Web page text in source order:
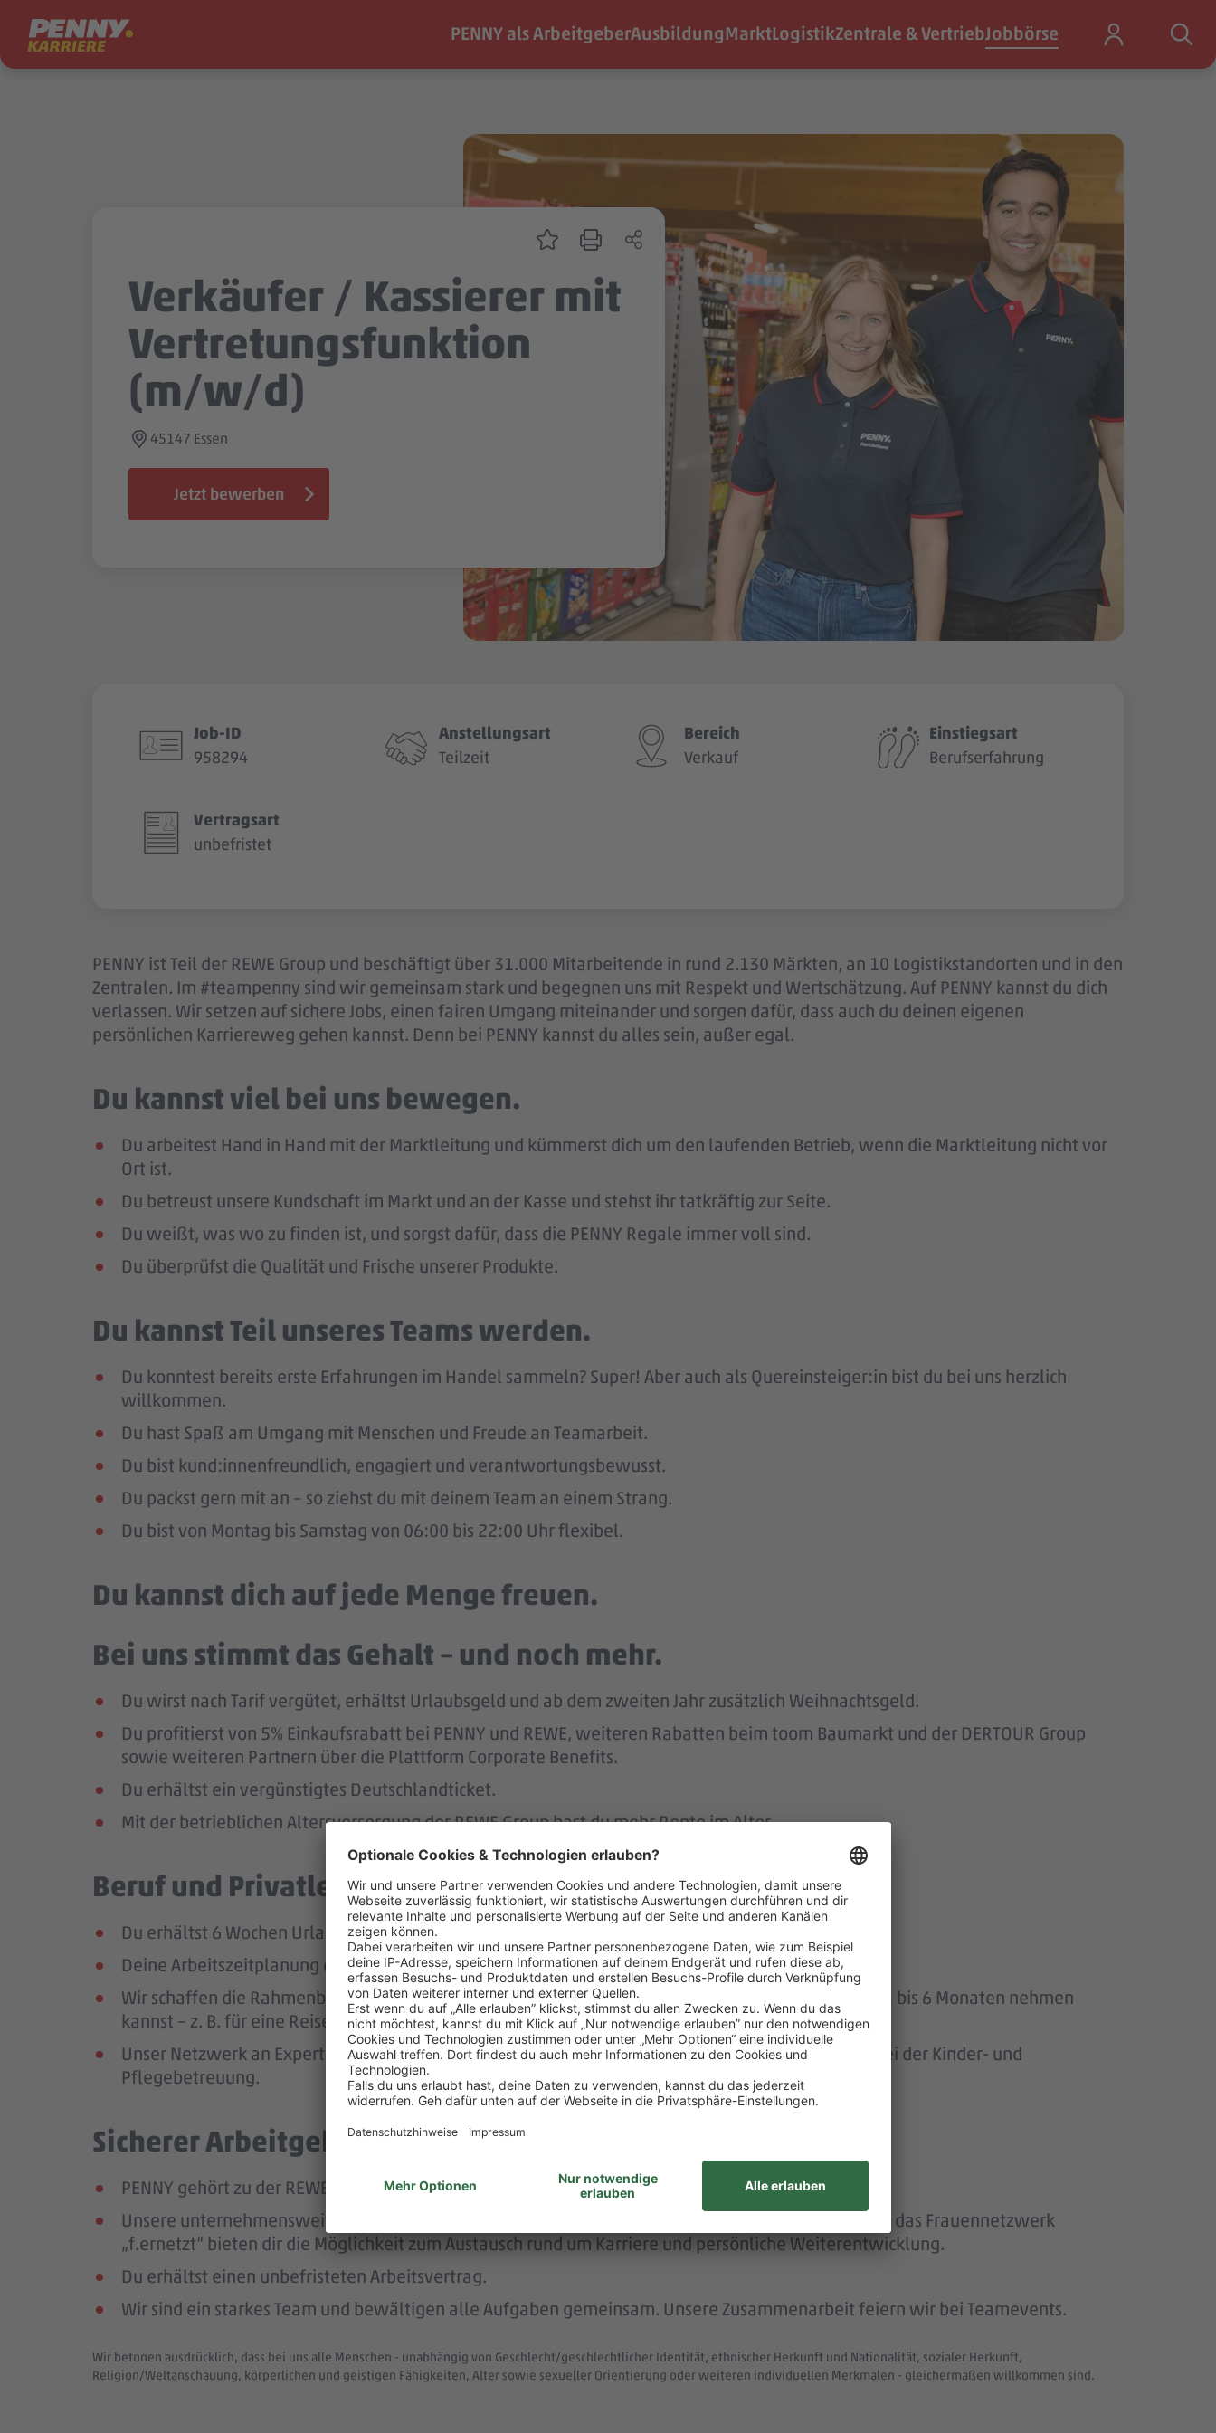
Zum Inhalt springen PENNY als ArbeitgeberAusbildungMarktLogistikZentrale & VertriebJobbörse
Verkäufer / Kassierer mit
Vertretungsfunktion
(m/w/d)
45147 Essen
Jetzt bewerben
Job-ID
958294
Anstellungsart
Teilzeit
Bereich
Verkauf
Einstiegsart
Berufserfahrung
Vertragsart
unbefristet
PENNY ist Teil der REWE Group und beschäftigt über 31.000 Mitarbeitende in rund 2.130 Märkten, an 10 Logistikstandorten und in den
Zentralen. Im #teampenny sind wir gemeinsam stark und begegnen uns mit Respekt und Wertschätzung. Auf PENNY kannst du dich
verlassen. Wir setzen auf sichere Jobs, einen fairen Umgang miteinander und sorgen dafür, dass auch du deinen eigenen
persönlichen Karriereweg gehen kannst. Denn bei PENNY kannst du alles sein, außer egal.
Du kannst viel bei uns bewegen.
Du arbeitest Hand in Hand mit der Marktleitung und kümmerst dich um den laufenden Betrieb, wenn die Marktleitung nicht vor
Ort ist.
Du betreust unsere Kundschaft im Markt und an der Kasse und stehst ihr tatkräftig zur Seite.
Du weißt, was wo zu finden ist, und sorgst dafür, dass die PENNY Regale immer voll sind.
Du überprüfst die Qualität und Frische unserer Produkte.
Du kannst Teil unseres Teams werden.
Du konntest bereits erste Erfahrungen im Handel sammeln? Super! Aber auch als Quereinsteiger:in bist du bei uns herzlich
willkommen.
Du hast Spaß am Umgang mit Menschen und Freude an Teamarbeit.
Du bist kund:innenfreundlich, engagiert und verantwortungsbewusst.
Du packst gern mit an – so ziehst du mit deinem Team an einem Strang.
Du bist von Montag bis Samstag von 06:00 bis 22:00 Uhr flexibel.
Du kannst dich auf jede Menge freuen.
Bei uns stimmt das Gehalt – und noch mehr.
Du wirst nach Tarif vergütet, erhältst Urlaubsgeld und ab dem zweiten Jahr zusätzlich Weihnachtsgeld.
Du profitierst von 5% Einkaufsrabatt bei PENNY und REWE, weiteren Rabatten beim toom Baumarkt und der DERTOUR Group
sowie weiteren Partnern über die Plattform Corporate Benefits.
Du erhältst ein vergünstigtes Deutschlandticket.
Mit der betrieblichen Altersversorgung der REWE Group hast du mehr Rente im Alter.
Beruf und Privatleben vereinbaren – das unterstützen wir.
Du erhältst 6 Wochen Urlaub pro Jahr.
Deine Arbeitszeitplanung erfolgt in der Regel 2 Wochen im Voraus.
Wir schaffen die Rahmenbedingungen dafür, dass du dir nach 3 Jahren bei PENNY eine Auszeit von 1 bis 6 Monaten nehmen
kannst – z. B. für eine Reise oder einen Hausbau.
Unser Netzwerk an Expert:innen unterstützt dich durch die Vermittlung von Betreuungspersonen bei der Kinder- und
Pflegebetreuung.
Sicherer Arbeitgeber – nachhaltig und menschlich.
PENNY gehört zu der REWE Group, einem der größten Arbeitgeber Deutschlands.
Unsere unternehmensweiten Netzwerke wie das LGBTIQ-Netzwerk „DITO – different together“ und das Frauennetzwerk
„f.ernetzt“ bieten dir die Möglichkeit zum Austausch rund um Karriere und persönliche Weiterentwicklung.
Du erhältst einen unbefristeten Arbeitsvertrag.
Wir sind ein starkes Team und bewältigen alle Aufgaben gemeinsam. Unsere Zusammenarbeit feiern wir bei Teamevents.
Wir betonen ausdrücklich, dass bei uns alle Menschen - unabhängig von Geschlecht/geschlechtlicher Identität, ethnischer Herkunft und Nationalität, sozialer Herkunft,
Religion/Weltanschauung, körperlichen und geistigen Fähigkeiten, Alter sowie sexueller Orientierung oder weiteren individuellen Merkmalen - gleichermaßen willkommen sind.